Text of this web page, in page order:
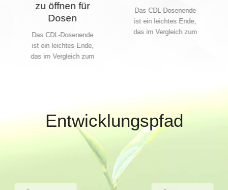
Das CDL-Dosenende
ist ein leichtes Ende,
das im Vergleich zum
B64-Ende 10 %
weniger Gewicht hat.
202 B64 SOT
SOE
Leicht zu öffnendes
Entwicklungspfad